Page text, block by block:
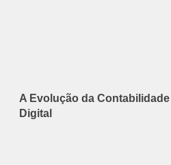
A Evolução da
Digital